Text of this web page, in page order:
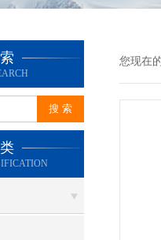
您现在